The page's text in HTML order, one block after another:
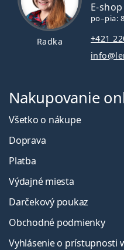
Radka
E-shop
po–pia:
+421
Nakupovanie
Všetko o nákupe
Doprava
Platba
Výdajné miesta
Darčekový poukaz
Obchodné podmienky
Vyhlásenie o prístupnosti